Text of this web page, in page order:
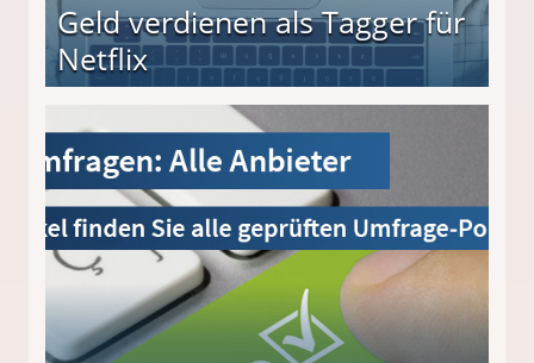
Geld verdienen als Tagger für
Netflix